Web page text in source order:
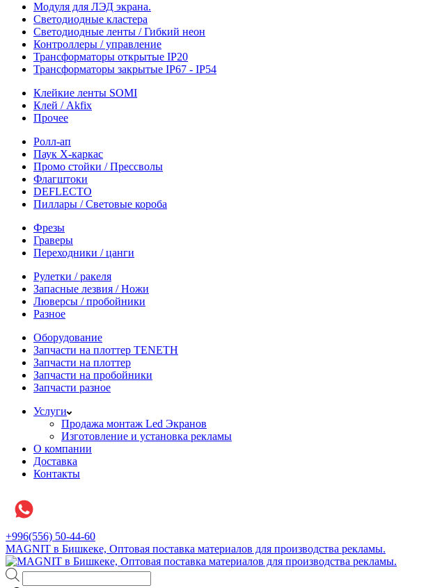
Модуля для ЛЭД экрана.
Светодиодные кластера
Светодиодные ленты / Гибкий неон
Контроллеры / управление
Трансформаторы открытые IP20
Трансформаторы закрытые IP67 - IP54
Клейкие ленты SOMI
Клей / Akfix
Прочее
Ролл-ап
Паук X-каркас
Промо стойки / Прессволы
Флагштоки
DEFLECTO
Пиллары / Световые короба
Фрезы
Граверы
Переходники / цанги
Рулетки / ракеля
Запасные лезвия / Ножи
Люверсы / пробойники
Разное
Оборудование
Запчасти на плоттер TENETH
Запчасти на плоттер
Запчасти на пробойники
Запчасти разное
Услуги
Продажа монтаж Led Экранов
Изготовление и установка рекламы
О компании
Доставка
Контакты
+996(556) 50-44-60
MAGNIT в Бишкеке, Оптовая поставка материалов для производства рекламы.
Поиск
товаров